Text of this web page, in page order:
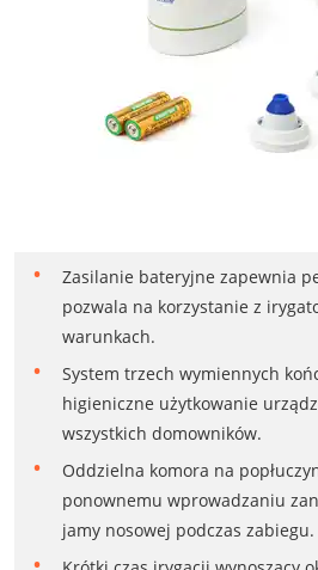
Zasilanie bateryjne zapewnia
pozwala na korzystanie z
warunkach.
System trzech wymiennych
higieniczne użytkowanie
wszystkich domowników.
Oddzielna komora na
ponownemu wprowadzaniu
jamy nosowej podczas zabiegu.